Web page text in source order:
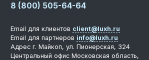
8 (800) 505-64-64
Email для клиентов client@luxh.ru
Email для партнеров info@luxh.ru
Адрес г. Майкоп, ул. Пионерская, 324
Центральный офис Московская область,